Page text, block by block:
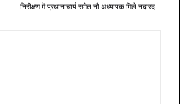
निरीक्षण में प्रधानाचार्य समेत नौ अध्यापक मिले नदारद